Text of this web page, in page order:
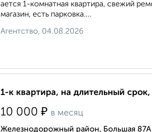
ается 1-комнатная квартира, свежий
магазин, есть парковка....
Агентство, 04.08.2026
1-к квартира, на длительный
10 000 ₽ в месяц
Железнодорожный район, Большая 87А